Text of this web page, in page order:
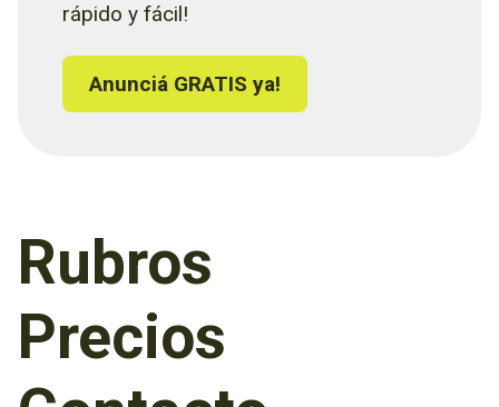
rápido y fácil!
Anunciá GRATIS ya!
Rubros
Precios